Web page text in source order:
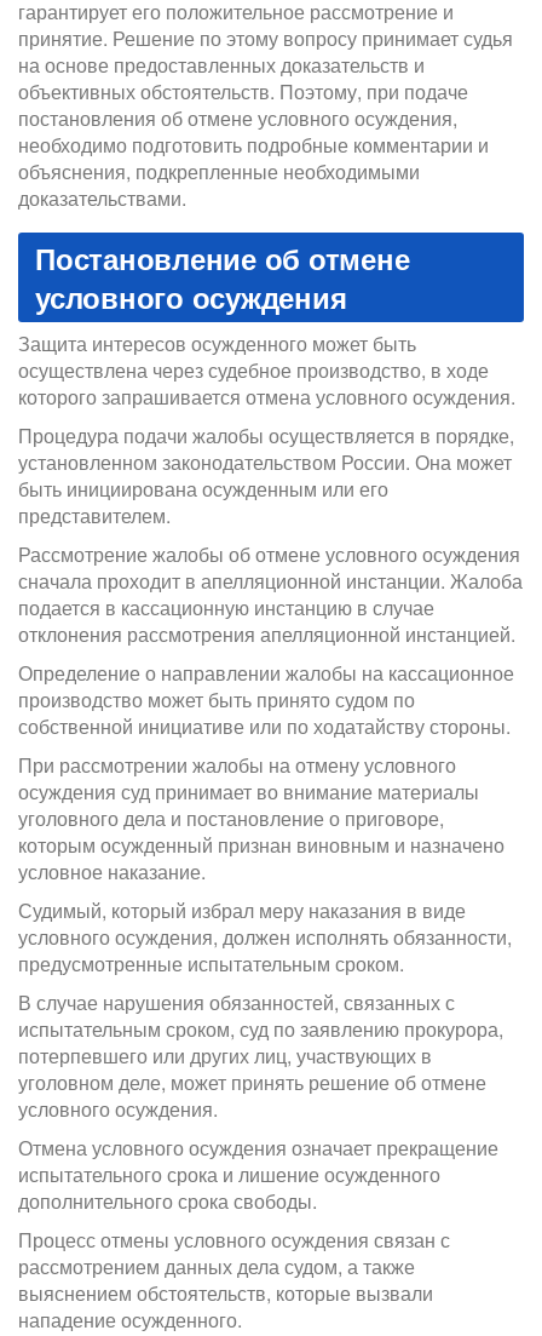
гарантирует его положительное рассмотрение и
принятие. Решение по этому вопросу принимает судья
на основе предоставленных доказательств и
объективных обстоятельств. Поэтому, при подаче
постановления об отмене условного осуждения,
необходимо подготовить подробные комментарии и
объяснения, подкрепленные необходимыми
доказательствами.
Постановление об отмене
условного осуждения
Защита интересов осужденного может быть
осуществлена через судебное производство, в ходе
которого запрашивается отмена условного осуждения.
Процедура подачи жалобы осуществляется в порядке,
установленном законодательством России. Она может
быть инициирована осужденным или его
представителем.
Рассмотрение жалобы об отмене условного осуждения
сначала проходит в апелляционной инстанции. Жалоба
подается в кассационную инстанцию в случае
отклонения рассмотрения апелляционной инстанцией.
Определение о направлении жалобы на кассационное
производство может быть принято судом по
собственной инициативе или по ходатайству стороны.
При рассмотрении жалобы на отмену условного
осуждения суд принимает во внимание материалы
уголовного дела и постановление о приговоре,
которым осужденный признан виновным и назначено
условное наказание.
Судимый, который избрал меру наказания в виде
условного осуждения, должен исполнять обязанности,
предусмотренные испытательным сроком.
В случае нарушения обязанностей, связанных с
испытательным сроком, суд по заявлению прокурора,
потерпевшего или других лиц, участвующих в
уголовном деле, может принять решение об отмене
условного осуждения.
Отмена условного осуждения означает прекращение
испытательного срока и лишение осужденного
дополнительного срока свободы.
Процесс отмены условного осуждения связан с
рассмотрением данных дела судом, а также
выяснением обстоятельств, которые вызвали
нападение осужденного.